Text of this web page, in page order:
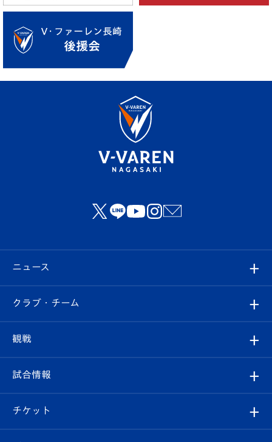
ニュース
すべて
クラブ
試合情報
クラブ・チーム
クラブ概要
エンブレム紹介
観戦
観戦ルール
はじめての観戦ガイド
試合情報
試合日程/結果
チケット